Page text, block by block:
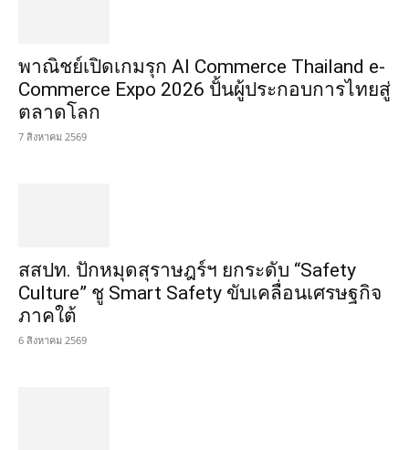
พาณิชย์เปิดเกมรุก AI Commerce Thailand e-
Commerce Expo 2026 ปั้นผู้ประกอบการไทยสู่
ตลาดโลก
7 สิงหาคม 2569
สสปท. ปักหมุดสุราษฎร์ฯ ยกระดับ “Safety
Culture” ชู Smart Safety ขับเคลื่อนเศรษฐกิจ
ภาคใต้
6 สิงหาคม 2569